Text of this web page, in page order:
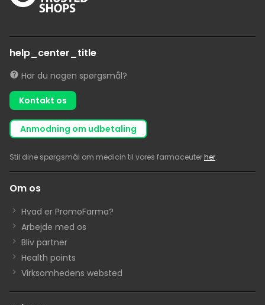
help_center_title
Har du nogen spørgsmål?
Kontakt os
anmodning om udbetaling
Stil dine spørgsmål om medicin til vores farmaceuterher.
Om os
Hvad er PromoFarma?
Arbejde med os
Bliv partner
Health points
Virksomhedens websted